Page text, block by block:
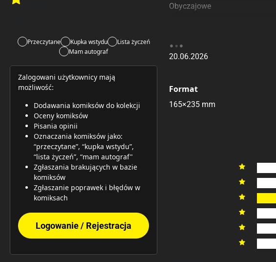
Rate this item: Submit Rating
Przeczytane Kupka wstydu
Lista życzeń
Mam autograf
Zalogowani użytkownicy mają
możliwość:
Dodawania komiksów do kolekcji
Oceny komiksów
Pisania opinii
Oznaczania komiksów jako:
“przeczytane”, “kupka wstydu”,
“lista życzeń”, “mam autograf"
Zgłaszania brakujących w bazie
komiksów
Zgłaszanie poprawek i błędów w
komiksach
Logowanie / Rejestracja
Obyczajowe
20.06.2026
Format
165×235 mm





